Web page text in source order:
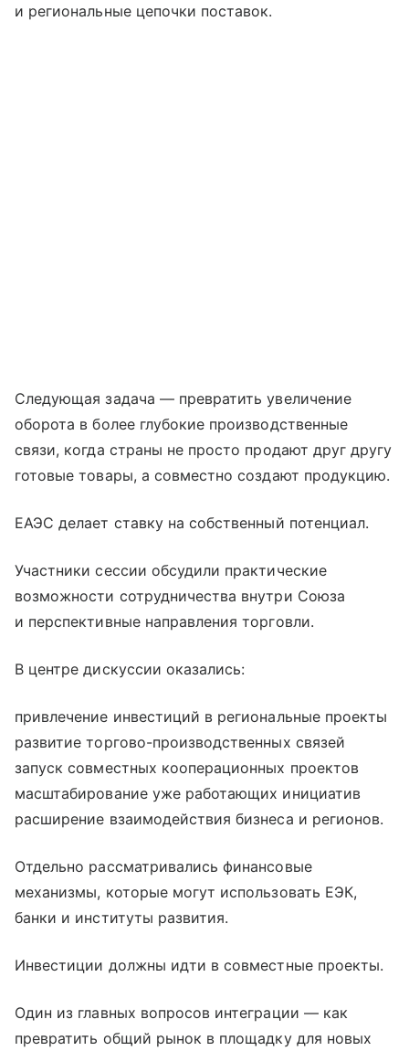
и региональные цепочки поставок.
Следующая задача — превратить увеличение
оборота в более глубокие производственные
связи, когда страны не просто продают друг другу
готовые товары, а совместно создают продукцию.
ЕАЭС делает ставку на собственный потенциал.
Участники сессии обсудили практические
возможности сотрудничества внутри Союза
и перспективные направления торговли.
В центре дискуссии оказались:
привлечение инвестиций в региональные проекты
развитие торгово-производственных связей
запуск совместных кооперационных проектов
масштабирование уже работающих инициатив
расширение взаимодействия бизнеса и регионов.
Отдельно рассматривались финансовые
механизмы, которые могут использовать ЕЭК,
банки и институты развития.
Инвестиции должны идти в совместные проекты.
Один из главных вопросов интеграции — как
превратить общий рынок в площадку для новых